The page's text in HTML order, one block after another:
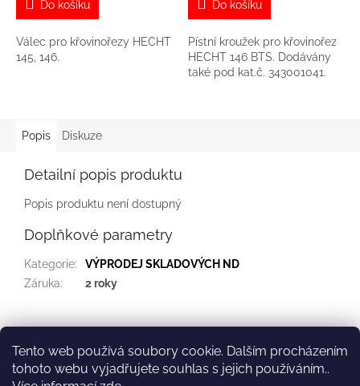
Tento web používá soubory cookie. Dalším procházením
tohoto webu vyjadřujete souhlas s jejich používáním..
Do košíku
Válec pro křovinořezy HECHT
145, 146.
Do košíku
Pístní kroužek pro křovinořez
HECHT 146 BTS. Dodávány
také pod kat.č. 343001041.
Popis Diskuze
Detailní popis produktu
Popis produktu není dostupný
Doplňkové parametry
Kategorie:
VÝPRODEJ SKLADOVÝCH ND
Záruka: 2 roky
Z
Kontakt Služby